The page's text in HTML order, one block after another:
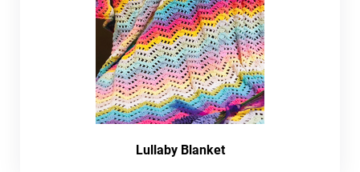
Lullaby Blanket